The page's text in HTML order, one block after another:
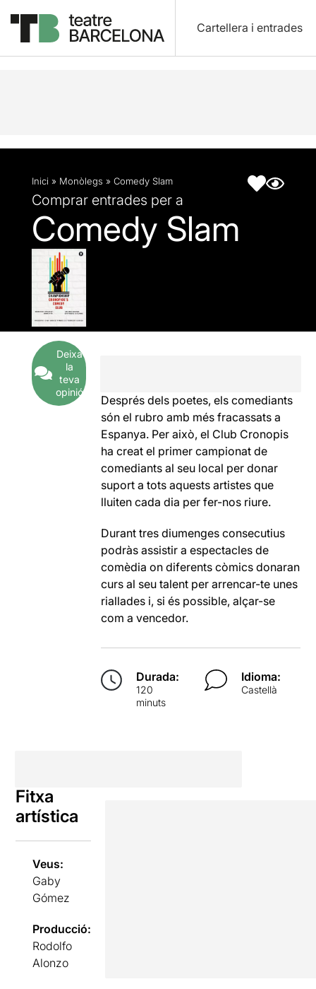
Cartellera i entrades
Descripció Fitxa artística Articles
Inici » Monòlegs » Comedy Slam
Comprar entrades per a
Comedy Slam
Deixa
la
teva
opinió
Després dels poetes, els comediants
són el rubro amb més fracassats a
Espanya. Per això, el Club Cronopis
ha creat el primer campionat de
comediants al seu local per donar
suport a tots aquests artistes que
lluiten cada dia per fer-nos riure.
Durant tres diumenges consecutius
podràs assistir a espectacles de
comèdia on diferents còmics donaran
curs al seu talent per arrencar-te unes
riallades i, si és possible, alçar-se
com a vencedor.
Durada:
120
minuts
Idioma:
Castellà
Fitxa
artística
Veus:
Gaby
Gómez
Producció:
Rodolfo
Alonzo